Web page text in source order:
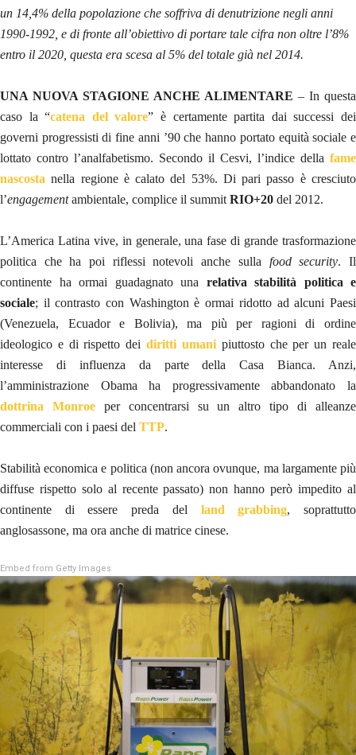
un 14,4% della popolazione che soffriva di denutrizione negli anni
1990-1992, e di fronte all’obiettivo di portare tale cifra non oltre l’8%
entro il 2020, questa era scesa al 5% del totale già nel 2014.
UNA NUOVA STAGIONE ANCHE ALIMENTARE – In questa
caso la “catena del valore” è certamente partita dai successi dei
governi progressisti di fine anni ’90 che hanno portato equità sociale e
lottato contro l’analfabetismo. Secondo il Cesvi, l’indice della fame
nascosta nella regione è calato del 53%. Di pari passo è cresciuto
l’engagementambientale, complice il summit RIO+20 del 2012.
L’America Latina vive, in generale, una fase di grande trasformazione
politica che ha poi riflessi notevoli anche sulla food security. Il
continente ha ormai guadagnato una relativa stabilità politica e
sociale; il contrasto con Washington è ormai ridotto ad alcuni Paesi
(Venezuela, Ecuador e Bolivia), ma più per ragioni di ordine
ideologico e di rispetto deidiritti umanipiuttosto che per un reale
interesse di influenza da parte della Casa Bianca. Anzi,
l’amministrazione Obama ha progressivamente abbandonato la
dottrina Monroeper concentrarsi su un altro tipo di alleanze
commerciali con i paesi del TTP.
Stabilità economica e politica (non ancora ovunque, ma largamente più
diffuse rispetto solo al recente passato) non hanno però impedito al
continente di essere preda del land grabbing, soprattutto
anglosassone, ma ora anche di matrice cinese.
Embed from Getty Images